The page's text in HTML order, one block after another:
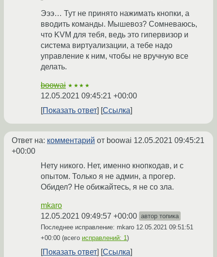
Эээ… Тут не принято нажимать кнопки, а
вводить команды. Мышевоз? Сомневаюсь,
что KVM для тебя, ведь это гипервизор и
система виртуализации, а тебе надо
управление к ним, чтобы не вручную все
делать.
boowai ★★★★
12.05.2021 09:45:21 +00:00
Показать ответ
Ссылка
Ответ на: комментарий от boowai 12.05.2021 09:45:21
+00:00
Нету никого. Нет, именно кнопкодав, и с
опытом. Только я не админ, а прогер.
Обидел? Не обижайтесь, я не со зла.
mkaro
12.05.2021 09:49:57 +00:00 автор топика
Последнее исправление: mkaro 12.05.2021 09:51:51
+00:00 (всего исправлений: 1)
Показать ответ Ссылка